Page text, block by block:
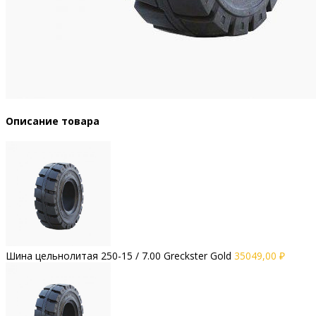
Описание товара
Шина цельнолитая 250-15 / 7.00 Greckster Gold 35049,00 ₽